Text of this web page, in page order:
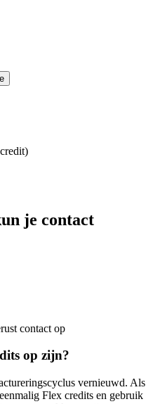
je contact
contact op
op zijn?
vernieuwd. Als
Flex credits en gebruik